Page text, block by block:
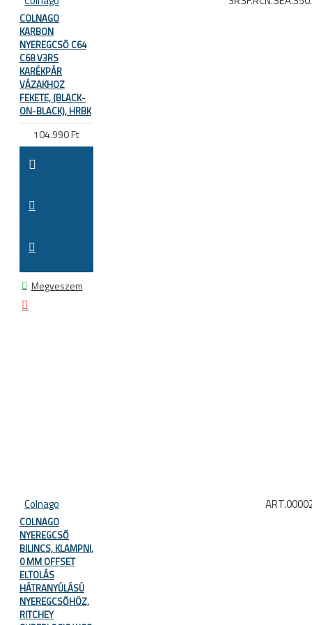
COLNAGO
KARBON
NYEREGCSŐ C64
C68 V3RS
KARÉKPÁR
VÁZAKHOZ
FEKETE, (BLACK-
ON-BLACK), HRBK
104.990 Ft
Megveszem
Colnago
COLNAGO
NYEREGCSŐ
BILINCS, KLAMPNI,
0 MM OFFSET
ELTOLÁS
HÁTRANYÚLÁSÚ
NYEREGCSŐHÖZ,
RITCHEY